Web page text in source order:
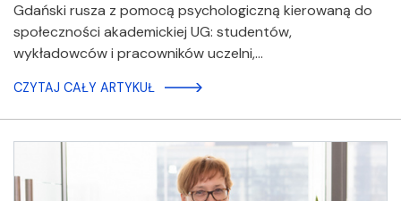
Gdański rusza z pomocą psychologiczną kierowaną do
społeczności akademickiej UG: studentów,
wykładowców i pracowników uczelni,…
CZYTAJ CAŁY ARTYKUŁ